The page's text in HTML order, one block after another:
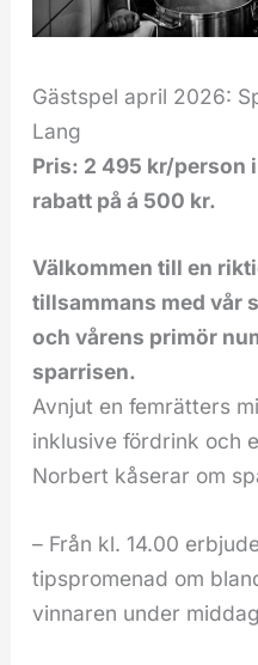
Gästspel april 2026:
Lang
Pris: 2 495 kr/person
rabatt på á 500 kr.
Välkommen till en
tillsammans med vår
och vårens primör
sparrisen.
Avnjut en femrätters
inklusive fördrink och
Norbert kåserar om
– Från kl. 14.00
tipspromenad om
vinnaren under